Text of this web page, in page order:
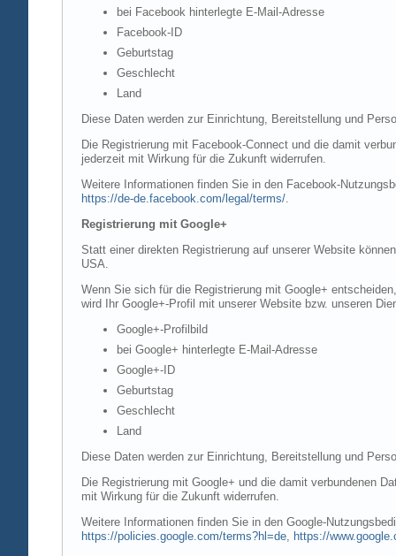
bei Facebook hinterlegte E-Mail-Adresse
Facebook-ID
Geburtstag
Geschlecht
Land
Diese Daten werden zur Einrichtung, Bereitstellung und
Die Registrierung mit Facebook-Connect und die damit
jederzeit mit Wirkung für die Zukunft widerrufen.
Weitere Informationen finden Sie in den Facebook-
https://de-de.facebook.com/legal/terms/.
Registrierung mit Google+
Statt einer direkten Registrierung auf unserer Website
USA.
Wenn Sie sich für die Registrierung mit Google+
wird Ihr Google+-Profil mit unserer Website bzw. unseren
Google+-Profilbild
bei Google+ hinterlegte E-Mail-Adresse
Google+-ID
Geburtstag
Geschlecht
Land
Diese Daten werden zur Einrichtung, Bereitstellung und
Die Registrierung mit Google+ und die damit verbundenen
mit Wirkung für die Zukunft widerrufen.
Weitere Informationen finden Sie in den Google-
https://policies.google.com/terms?hl=de, https://